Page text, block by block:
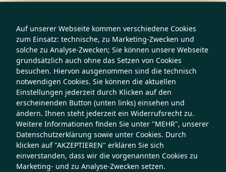
Auf unserer Webseite kommen verschiedene Cookies
zum Einsatz: technische, zu Marketing-Zwecken und
solche zu Analyse-Zwecken; Sie können unsere Webseite
grundsätzlich auch ohne das Setzen von Cookies
besuchen. Hiervon ausgenommen sind die technisch
notwendigen Cookies. Sie können die aktuellen
Einstellungen jederzeit durch Klicken auf den
erscheinenden Button (unten links) einsehen und
ändern. Ihnen steht jederzeit ein Widerrufsrecht zu.
Weitere Informationen finden Sie unter "MEHR", unserer
Datenschutzerklärung sowie unter Cookies. Durch
klicken auf "AKZEPTIEREN" erklären Sie sich
einverstanden, dass wir die vorgenannten Cookies zu
Marketing- und zu Analyse-Zwecken setzen.